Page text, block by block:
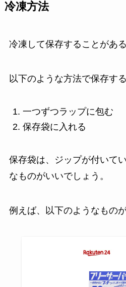
冷凍方法
冷凍して保存することがある
以下のような方法で保存す
一つずつラップに包む
保存袋に入れる
保存袋は、ジップが付いて
なものがいいでしょう。
例えば、以下のようなもの